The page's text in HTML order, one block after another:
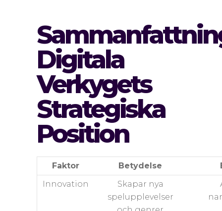
Digitala
Verkygets
Strategiska
Position
Faktor Betydelse
Innovation
Skapar nya
spelupplevelser